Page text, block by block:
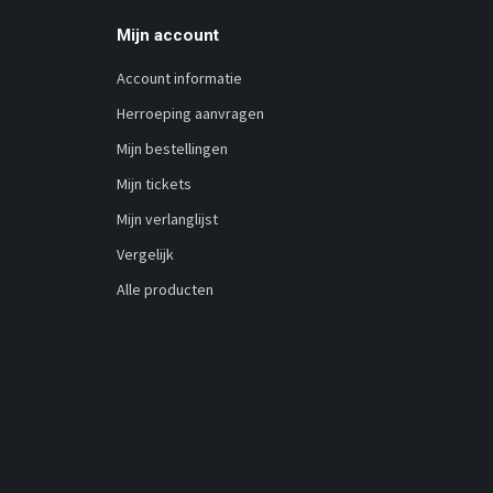
Mijn account
Account informatie
Herroeping aanvragen
Mijn bestellingen
Mijn tickets
Mijn verlanglijst
Vergelijk
Alle producten